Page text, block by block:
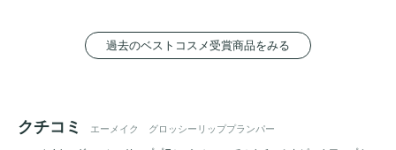
*5 グリチルレチン酸ステアリル
過去のベストコスメ受賞商品をみる
クチコミ エーメイク グロッシーリッププランパー